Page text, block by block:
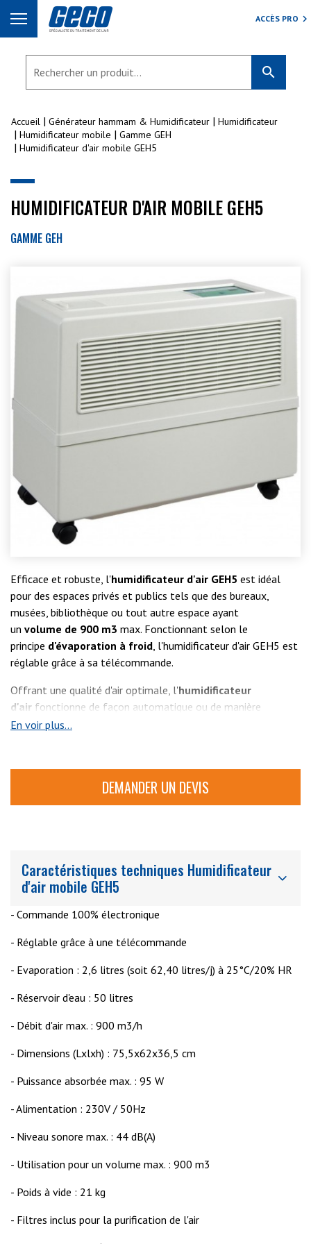
ACCÈS PRO
search
Accueil Générateur hammam & Humidificateur
Humidificateur
Humidificateur mobile
Gamme GEH
Humidificateur d'air mobile GEH5
HUMIDIFICATEUR D'AIR MOBILE GEH5
GAMME GEH
Efficace et robuste, l'humidificateur d'air GEH5 est idéal
pour des espaces privés et publics tels que des bureaux,
musées, bibliothèque ou tout autre espace ayant
un volume de 900 m3 max. Fonctionnant selon le
principe d'évaporation à froid, l'humidificateur d'air GEH5 est
réglable grâce à sa télécommande.
Offrant une qualité d'air optimale, l'humidificateur
d'air fonctionne de façon automatique ou de manière
manuelle avec
En voir plus...
DEMANDER UN DEVIS
Caractéristiques techniques Humidificateur
d'air mobile GEH5
- Commande 100% électronique
- Réglable grâce à une télécommande
- Evaporation : 2,6 litres (soit 62,40 litres/j) à 25°C/20% HR
- Réservoir d'eau : 50 litres
- Débit d'air max. : 900 m3/h
- Dimensions (Lxlxh) : 75,5x62x36,5 cm
- Puissance absorbée max. : 95 W
- Alimentation : 230V / 50Hz
- Niveau sonore max. : 44 dB(A)
- Utilisation pour un volume max. : 900 m3
- Poids à vide : 21 kg
- Filtres inclus pour la purification de l'air